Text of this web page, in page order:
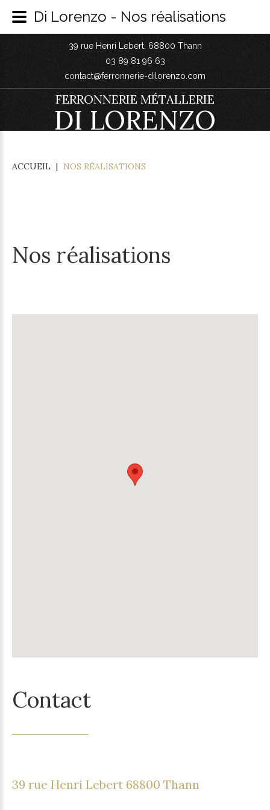
39 rue Henri Lebert, 68800 Thann
03 89 81 96 63
contact@ferronnerie-dilorenzo.com
FERRONNERIE MÉTALLERIE
DI LORENZO
ACCUEIL | NOS RÉALISATIONS
Nos réalisations
Contact
39 rue Henri Lebert 68800 Thann
Di Lorenzo - Nos réalisations